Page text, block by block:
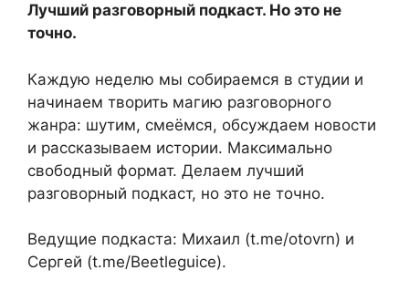
Лучший разговорный подкаст. Но это не
точно.
Каждую неделю мы собираемся в студии и
начинаем творить магию разговорного
жанра: шутим, смеёмся, обсуждаем новости
и рассказываем истории. Максимально
свободный формат. Делаем лучший
разговорный подкаст, но это не точно.
Ведущие подкаста: Михаил (t.me/otovrn) и
Сергей (t.me/Beetleguice).